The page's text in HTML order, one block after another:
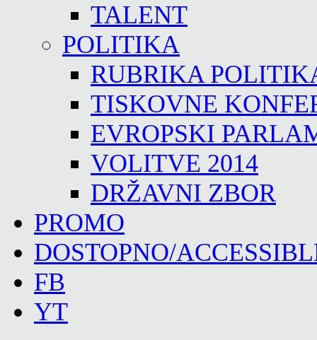
TALENT
POLITIKA
RUBRIKA
TISKOVNE
EVROPSKI
VOLITVE 2014
DRŽAVNI ZBOR
PROMO
DOSTOPNO/
FB
YT